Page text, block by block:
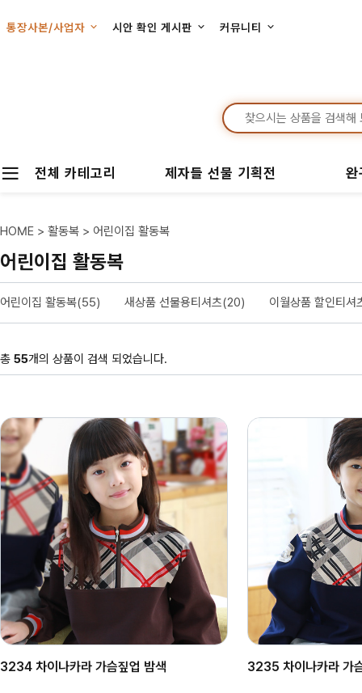
통장사본/사업자 시안 확인 게시판 커뮤니티
전체 카테고리 제자들 선물 기획전
HOME > 활동복 > 어린이집 활동복
어린이집 활동복
어린이집 활동복(55) 새상품 선물용티셔츠(20) 이월상품 할인티
총 55개의 상품이 검색 되었습니다.
3234 차이나카라 가슴짚업 밤색 3235 차이나카라 가